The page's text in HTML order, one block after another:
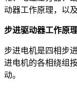
动器工作原理，以
步进驱动器工作原
步进电机是四相步
进电机的各相绕组
动。